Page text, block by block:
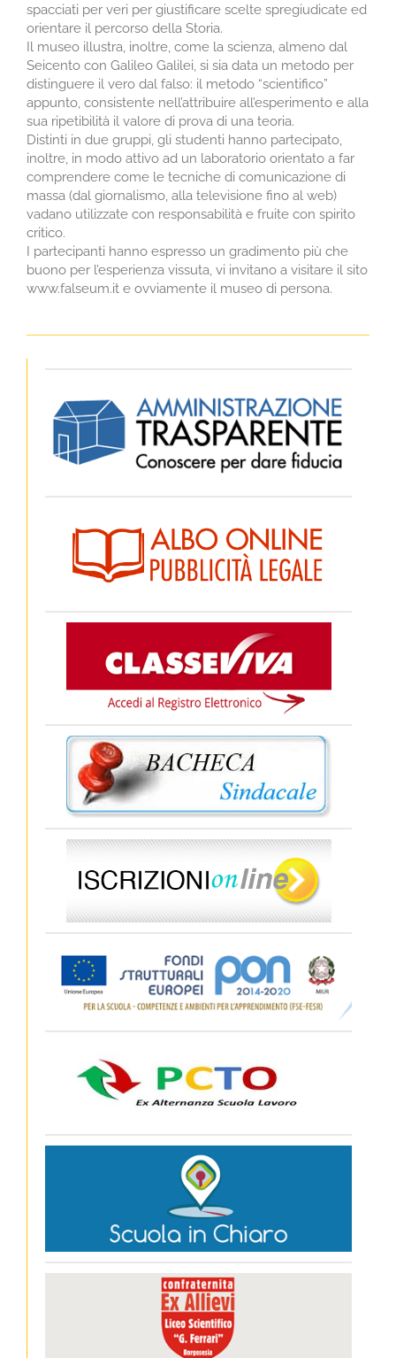
spacciati per veri per giustificare scelte spregiudicate ed
orientare il percorso della Storia.
Il museo illustra, inoltre, come la scienza, almeno dal
Seicento con Galileo Galilei, si sia data un metodo per
distinguere il vero dal falso: il metodo “scientifico”
appunto, consistente nell’attribuire all’esperimento e alla
sua ripetibilità il valore di prova di una teoria.
Distinti in due gruppi, gli studenti hanno partecipato,
inoltre, in modo attivo ad un laboratorio orientato a far
comprendere come le tecniche di comunicazione di
massa (dal giornalismo, alla televisione fino al web)
vadano utilizzate con responsabilità e fruite con spirito
critico.
I partecipanti hanno espresso un gradimento più che
buono per l’esperienza vissuta, vi invitano a visitare il sito
www.falseum.it e ovviamente il museo di persona.